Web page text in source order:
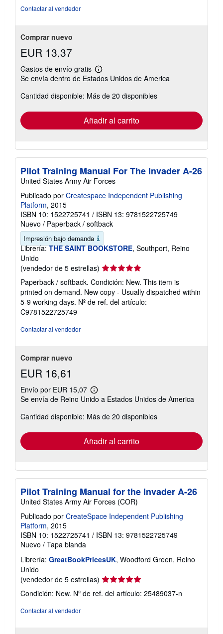
Contactar al vendedor
Comprar nuevo
EUR 13,37
Gastos de envío gratis
Más
información
las
envío
Se envía dentro de Estados Unidos de America
Cantidad disponible: Más de 20 disponibles
Añadir al carrito
Pilot Training Manual For The Invader A-26
United States Army Air Forces
Publicado por Createspace Independent Publishing
Platform, 2015
ISBN 10: 1522725741 / ISBN 13: 9781522725749
Nuevo / Paperback / softback
Impresión bajo demanda
Librería: THE SAINT BOOKSTORE, Southport, Reino
Unido
(vendedor de 5 estrellas) Calificación
del
vendedor:
5
de
Paperback / softback. Condición: New. This item is
printed on demand. New copy - Usually dispatched within
5-9 working days. Nº de ref. del artículo:
C9781522725749
Contactar al vendedor
Comprar nuevo
EUR 16,61
Envío por EUR 15,07
Más
información
las
envío
Se envía de Reino Unido a Estados Unidos de America
Cantidad disponible: Más de 20 disponibles
Añadir al carrito
Pilot Training Manual for the Invader A-26
United States Army Air Forces (COR)
Publicado por CreateSpace Independent Publishing
Platform, 2015
ISBN 10: 1522725741 / ISBN 13: 9781522725749
Nuevo / Tapa blanda
Librería: GreatBookPricesUK, Woodford Green, Reino
Unido
(vendedor de 5 estrellas) Calificación
del
vendedor:
Condición: New. Nº de ref. del artículo: 25489037-n
Contactar al vendedor